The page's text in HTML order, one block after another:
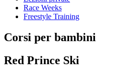
Race Weeks
Freestyle Training
Corsi per bambini
Red Prince Ski